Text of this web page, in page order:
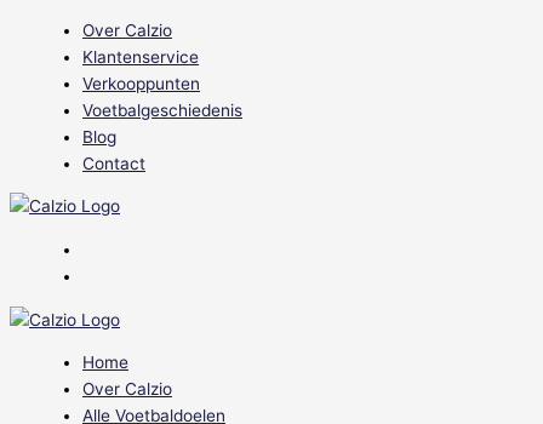
Over Calzio
Klantenservice
Verkooppunten
Voetbalgeschiedenis
Blog
Contact
Home
Over Calzio
Alle Voetbaldoelen
Kanteldoel
quantity